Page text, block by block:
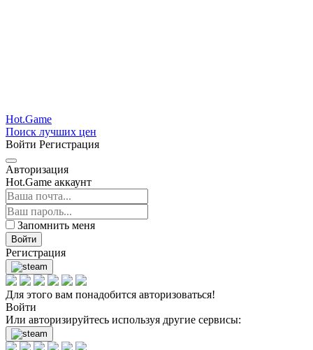
Hot.Game
Поиск лучших цен
Войти Регистрация
Авторизация
Hot.Game аккаунт
Запомнить меня
Войти
Регистрация
Для этого вам понадобится авторизоваться!
Войти
Или авторизируйтесь используя другие сервисы: